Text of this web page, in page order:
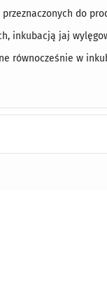
do
inkubacją jaj
równocześnie w